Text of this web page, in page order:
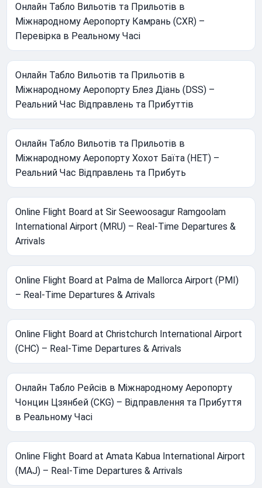
Онлайн Табло Вильотів та Прильотів в
Міжнародному Аеропорту Камрань (CXR) –
Перевірка в Реальному Часі
Онлайн Табло Вильотів та Прильотів в
Міжнародному Аеропорту Блез Діань (DSS) –
Реальний Час Відправлень та Прибуттів
Онлайн Табло Вильотів та Прильотів в
Міжнародному Аеропорту Хохот Баїта (HET) –
Реальний Час Відправлень та Прибуть
Online Flight Board at Sir Seewoosagur Ramgoolam
International Airport (MRU) – Real-Time Departures &
Arrivals
Online Flight Board at Palma de Mallorca Airport (PMI)
– Real-Time Departures & Arrivals
Online Flight Board at Christchurch International Airport
(CHC) – Real-Time Departures & Arrivals
Онлайн Табло Рейсів в Міжнародному Аеропорту
Чонцин Цзянбей (CKG) – Відправлення та Прибуття
в Реальному Часі
Online Flight Board at Amata Kabua International Airport
(MAJ) – Real-Time Departures & Arrivals